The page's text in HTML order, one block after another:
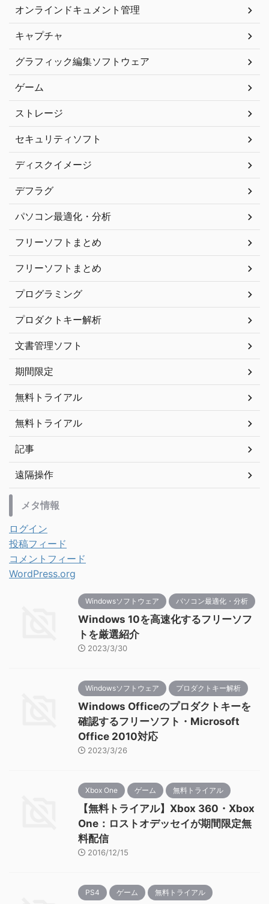
オンラインドキュメント管理
キャプチャ
グラフィック編集ソフトウェア
ゲーム
ストレージ
セキュリティソフト
ディスクイメージ
デフラグ
パソコン最適化・分析
フリーソフトまとめ
フリーソフトまとめ
プログラミング
プロダクトキー解析
文書管理ソフト
期間限定
無料トライアル
無料トライアル
記事
遠隔操作
メタ情報
ログイン
投稿フィード
コメントフィード
WordPress.org
Windowsソフトウェア パソコン最適化・分析
Windows 10を高速化するフリーソフ
トを厳選紹介
2023/3/30
Windowsソフトウェア プロダクトキー解析
Windows Officeのプロダクトキーを
確認するフリーソフト・Microsoft
Office 2010対応
2023/3/26
Xbox One ゲーム 無料トライアル
【無料トライアル】Xbox 360・Xbox
One：ロストオデッセイが期間限定無
料配信
2016/12/15
PS4 ゲーム 無料トライアル